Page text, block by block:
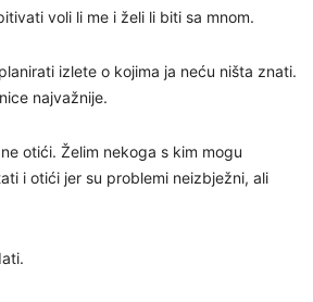
voli li me i želi li biti sa mnom.
izlete o kojima ja neću ništa znati.
najvažnije.
otići. Želim nekoga s kim mogu
i otići jer su problemi neizbježni, ali